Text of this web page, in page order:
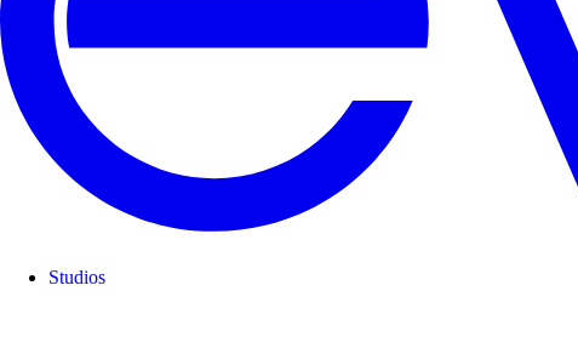
Studios